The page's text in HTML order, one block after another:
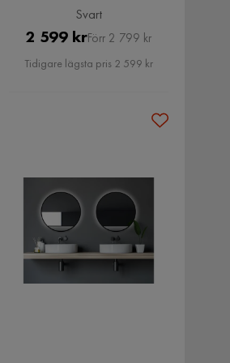
Svart
Pris
2 599 krOriginal
Pris
Förr 2 799 kr
Tidigare lägsta pris 2 599 kr